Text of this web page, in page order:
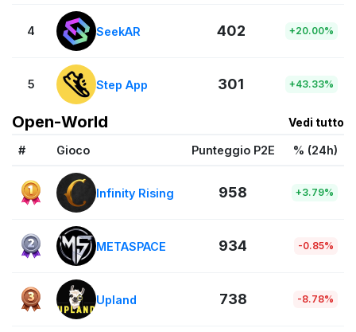
4 SeekAR 402 +20.00%
5 Step App 301 +43.33%
Open-World Vedi tutto
# Gioco Punteggio P2E % (24h)
Infinity Rising 958 +3.79%
METASPACE 934 -0.85%
Upland 738 -8.78%